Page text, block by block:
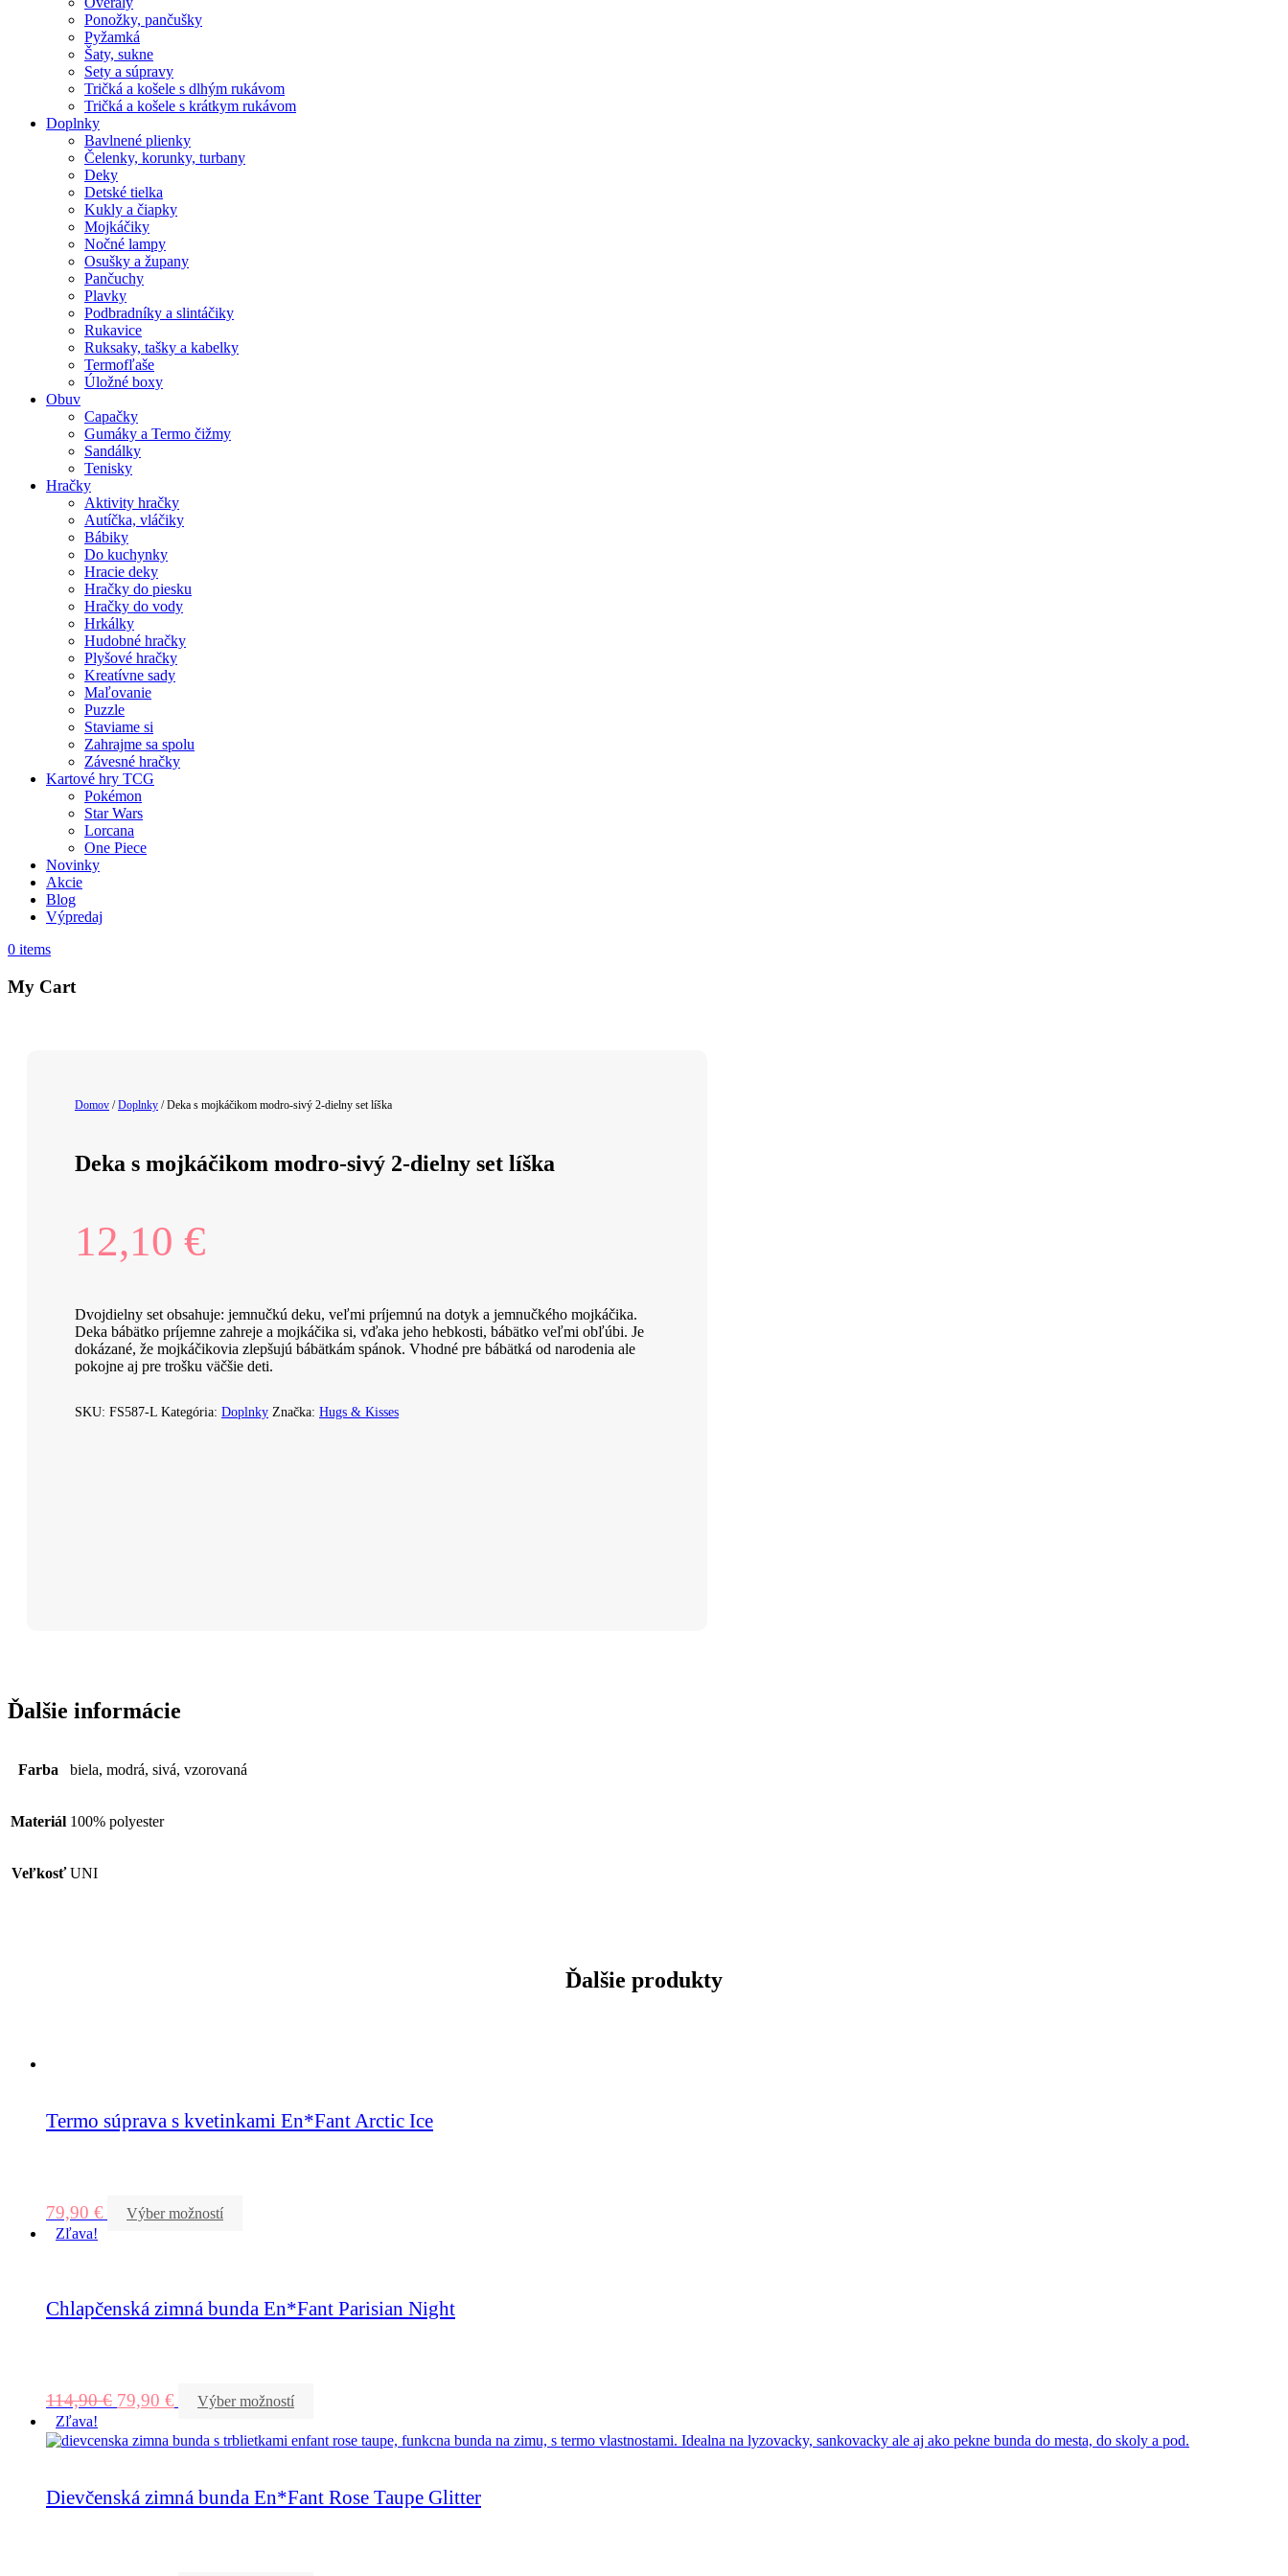
Ponožky, pančušky
Pyžamká
Šaty, sukne
Sety a súpravy
Tričká a košele s dlhým rukávom
Tričká a košele s krátkym rukávom
Doplnky
Bavlnené plienky
Čelenky, korunky, turbany
Deky
Detské tielka
Kukly a čiapky
Mojkáčiky
Nočné lampy
Osušky a župany
Pančuchy
Plavky
Podbradníky a slintáčiky
Rukavice
Ruksaky, tašky a kabelky
Termofľaše
Úložné boxy
Obuv
Capačky
Gumáky a Termo čižmy
Sandálky
Tenisky
Hračky
Aktivity hračky
Autíčka, vláčiky
Bábiky
Do kuchynky
Hracie deky
Hračky do piesku
Hračky do vody
Hrkálky
Hudobné hračky
Plyšové hračky
Kreatívne sady
Maľovanie
Puzzle
Staviame si
Zahrajme sa spolu
Závesné hračky
Kartové hry TCG
Pokémon
Star Wars
Lorcana
One Piece
Novinky
Akcie
Blog
Výpredaj
0 items
My Cart
Domov /Doplnky / Deka s mojkáčikom modro-sivý 2-dielny set líška
Deka s mojkáčikom modro-sivý 2-dielny set líška
12,10 €
Dvojdielny set obsahuje: jemnučkú deku, veľmi príjemnú na dotyk a jemnučkého mojkáčika.
Deka bábätko príjemne zahreje a mojkáčika si, vďaka jeho hebkosti, bábätko veľmi obľúbi. Je
dokázané, že mojkáčikovia zlepšujú bábätkám spánok. Vhodné pre bábätká od narodenia ale
pokojne aj pre trošku väčšie deti.
SKU: FS587-L Kategória: Doplnky Značka: Hugs & Kisses
Ďalšie informácie
Farba biela, modrá, sivá, vzorovaná
Materiál 100% polyester
Veľkosť UNI
Ďalšie produkty
Termo súprava s kvetinkami En*Fant Arctic Ice
79,90 €
Výber možností
Zľava!
Chlapčenská zimná bunda En*Fant Parisian Night
114,90€ 79,90 €
Výber možností
Zľava!
Dievčenská zimná bunda En*Fant Rose Taupe Glitter